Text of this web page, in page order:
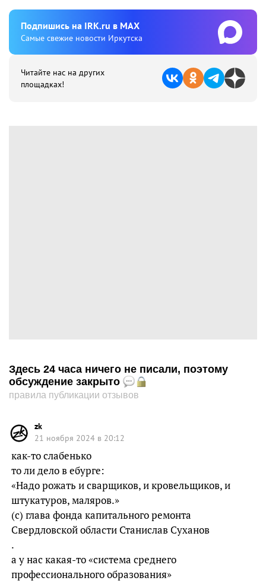
Подпишиcь на IRK.ru в MAX
Cамые свежие новости Иркутска
Читайте нас на других
площадках!
Здесь 24 часа ничего не писали, поэтому
обсуждение закрыто
правила публикации отзывов
zk
21 ноября 2024 в 20:12
как-то слабенько
то ли дело в ебурге:
«Надо рожать и сварщиков, и кровельщиков, и
штукатуров, маляров.»
(с) глава фонда капитального ремонта
Свердловской области Станислав Суханов
.
а у нас какая-то «система среднего
профессионального образования»